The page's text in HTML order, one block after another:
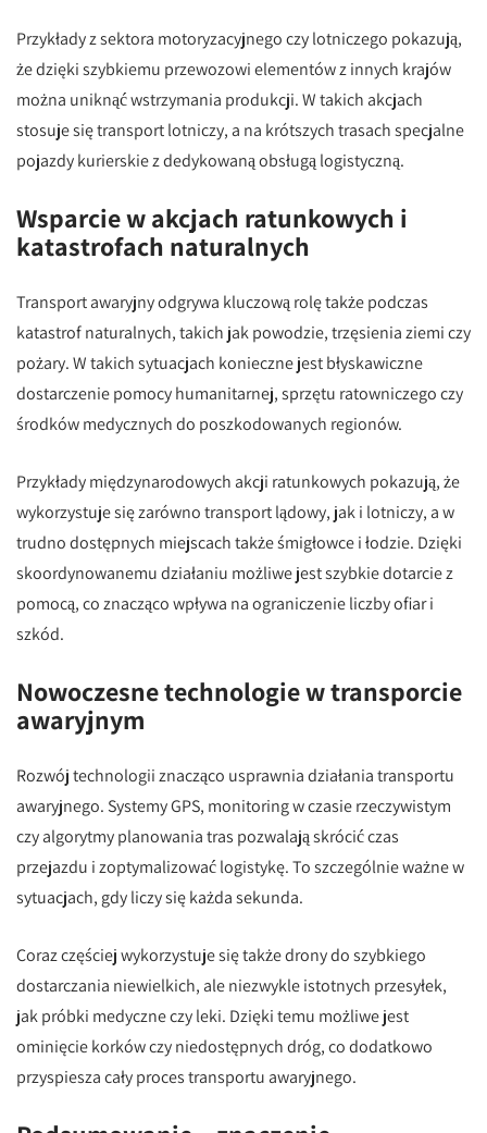
Przykłady z sektora motoryzacyjnego czy lotniczego pokazują,
że dzięki szybkiemu przewozowi elementów z innych krajów
można uniknąć wstrzymania produkcji. W takich akcjach
stosuje się transport lotniczy, a na krótszych trasach specjalne
pojazdy kurierskie z dedykowaną obsługą logistyczną.
Wsparcie w akcjach ratunkowych i
katastrofach naturalnych
Transport awaryjny odgrywa kluczową rolę także podczas
katastrof naturalnych, takich jak powodzie, trzęsienia ziemi czy
pożary. W takich sytuacjach konieczne jest błyskawiczne
dostarczenie pomocy humanitarnej, sprzętu ratowniczego czy
środków medycznych do poszkodowanych regionów.
Przykłady międzynarodowych akcji ratunkowych pokazują, że
wykorzystuje się zarówno transport lądowy, jak i lotniczy, a w
trudno dostępnych miejscach także śmigłowce i łodzie. Dzięki
skoordynowanemu działaniu możliwe jest szybkie dotarcie z
pomocą, co znacząco wpływa na ograniczenie liczby ofiar i
szkód.
Nowoczesne technologie w transporcie
awaryjnym
Rozwój technologii znacząco usprawnia działania transportu
awaryjnego. Systemy GPS, monitoring w czasie rzeczywistym
czy algorytmy planowania tras pozwalają skrócić czas
przejazdu i zoptymalizować logistykę. To szczególnie ważne w
sytuacjach, gdy liczy się każda sekunda.
Coraz częściej wykorzystuje się także drony do szybkiego
dostarczania niewielkich, ale niezwykle istotnych przesyłek,
jak próbki medyczne czy leki. Dzięki temu możliwe jest
ominięcie korków czy niedostępnych dróg, co dodatkowo
przyspiesza cały proces transportu awaryjnego.